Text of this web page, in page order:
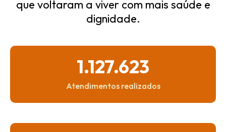
que voltaram a viver com mais saúde e
dignidade.
1.127.623
Atendimentosrealizados